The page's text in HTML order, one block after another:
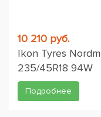
10 210 руб.
Ikon Tyres
235/45R18 94W
Подробнее